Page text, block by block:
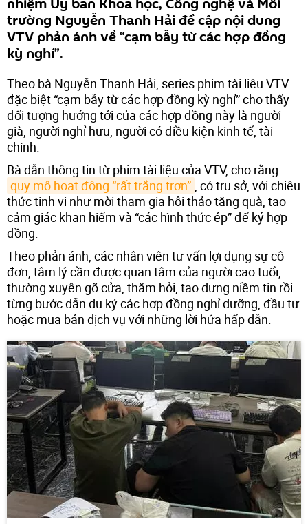
nhiệm Ủy ban Khoa học, Công nghệ và Môi
trường Nguyễn Thanh Hải đề cập nội dung
VTV phản ánh về “cạm bẫy từ các hợp đồng
kỳ nghỉ”.
Theo bà Nguyễn Thanh Hải, series phim tài liệu VTV
đặc biệt “cạm bẫy từ các hợp đồng kỳ nghỉ” cho thấy
đối tượng hướng tới của các hợp đồng này là người
già, người nghỉ hưu, người có điều kiện kinh tế, tài
chính.
Bà dẫn thông tin từ phim tài liệu của VTV, cho rằng
quy mô hoạt động “rất trắng trợn” , có trụ sở, với chiêu
thức tinh vi như mời tham gia hội thảo tặng quà, tạo
cảm giác khan hiếm và “các hình thức ép” để ký hợp
đồng.
Theo phản ánh, các nhân viên tư vấn lợi dụng sự cô
đơn, tâm lý cần được quan tâm của người cao tuổi,
thường xuyên gõ cửa, thăm hỏi, tạo dựng niềm tin rồi
từng bước dẫn dụ ký các hợp đồng nghỉ dưỡng, đầu tư
hoặc mua bán dịch vụ với những lời hứa hấp dẫn.